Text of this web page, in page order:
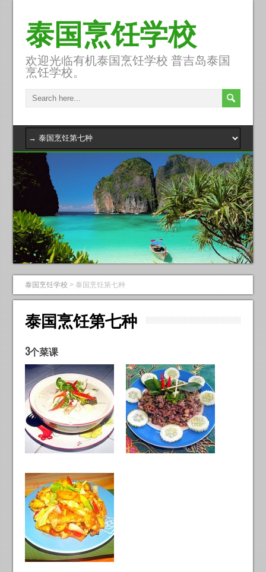
泰国烹饪学校
欢迎光临有机泰国烹饪学校 普吉岛泰国
烹饪学校。
泰国烹饪学校 > 泰国烹饪第七种
泰国烹饪第七种
3个菜课